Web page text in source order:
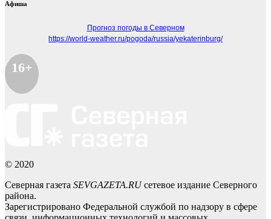
Афиша
Прогноз погоды в Северном
https://world-weather.ru/pogoda/russia/yekaterinburg/
16+
© 2020
Северная газета SEVGAZETA.RUсетевое издание Северного
района.
Зарегистрировано Федеральной службой по надзору в сфере